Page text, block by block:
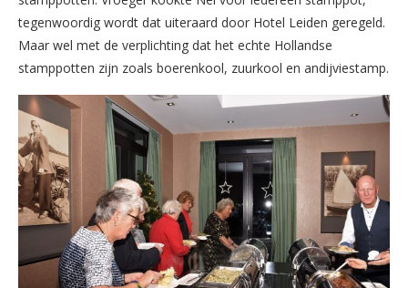
tegenwoordig wordt dat uiteraard door Hotel Leiden geregeld.
Maar wel met de verplichting dat het echte Hollandse
stamppotten zijn zoals boerenkool, zuurkool en andijviestamp.